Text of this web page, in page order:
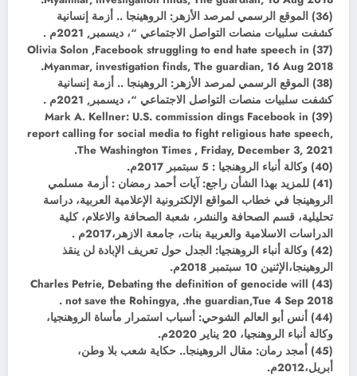
(36) الموقع الرسمي لمرصد الأزهر: الروهينجا .. أزمة إنسانية
كشفت سلبيات منصات التواصل الاجتماعي “، ديسمبر, 2021م .
(37) Olivia Solon ,Facebook struggling to end hate speech in
Myanmar, investigation finds, The guardian, 16 Aug 2018.
(38) الموقع الرسمي لمرصد الأزهر: الروهينجا .. أزمة إنسانية
كشفت سلبيات منصات التواصل الاجتماعي “، ديسمبر, 2021م .
(39) Mark A. Kellner: U.S. commission dings Facebook in
report calling for social media to fight religious hate speech,
The Washington Times , Friday, December 3, 2021.
(40) وكالة أنباء الروهنجيا : 5 سبتمبر 2017م.
(41) للمزيد بهذا الشأن راجع: آيات أحمد رمضان : أزمة مسلمي
الروهينجا في خطاب المواقع الإلکترونية الإعلامية العربية، دراسة
تحليلية، قسم الصحافة والنشر، شعبة الصحافة والاعلام، کلية
الدراسات الاسلامية والعربية بنات، جامعة الازهر،2017م .
(42) وكالة أنباء الروهنجيا: الجدل حول تعريف الإبادة لن ينقذ
الروهينجا،الإثنين 10 سبتمبر 2018م.
(43) Charles Petrie, Debating the definition of genocide will
not save the Rohingya, .the guardian,Tue 4 Sep 2018 .
(44) أنس أبو العالم الشوحي: أسباب استمرار مأساة الروهنجيا،
وكالة أنباء الروهنجيا، 20 يناير 2020م.
(45) أمجد رمان: مقال الروهينجا.. حكاية شعب بلا وطن،
أبريل،2012م.